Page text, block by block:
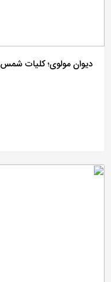
دیوان مولوی؛ کلیات شمس